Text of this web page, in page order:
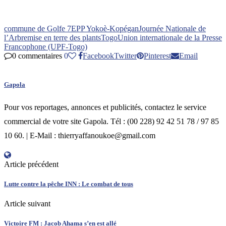
commune de Golfe 7EPP Yokoè-KopéganJournée Nationale de
l’Arbremise en terre des plantsTogoUnion internationale de la Presse
Francophone (UPF-Togo)
0 commentaires 0 FacebookTwitter Pinterest Email
Gapola
Pour vos reportages, annonces et publicités, contactez le service
commercial de votre site Gapola. Tél : (00 228) 92 42 51 78 / 97 85
10 60. | E-Mail : thierryaffanoukoe@gmail.com
Article précédent
Lutte contre la pêche INN : Le combat de tous
Article suivant
Victoire FM : Jacob Ahama s’en est allé